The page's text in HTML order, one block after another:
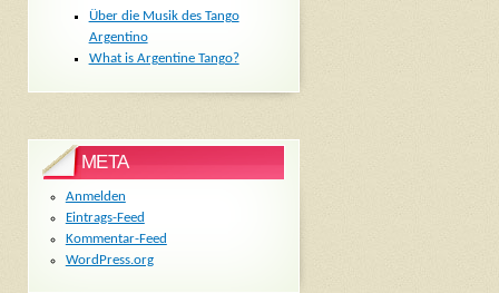
Über die Musik des Tango
Argentino
What is Argentine Tango?
META
Anmelden
Eintrags-Feed
Kommentar-Feed
WordPress.org